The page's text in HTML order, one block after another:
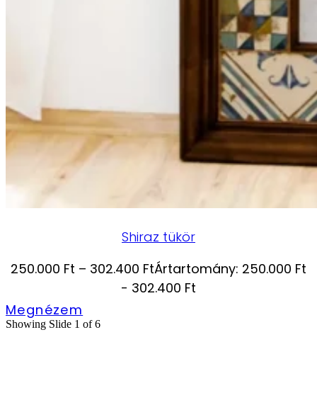
Shiraz tükör
250.000 Ft – 302.400 FtÁrtartomány: 250.000 Ft
- 302.400 Ft
Megnézem
Showing Slide 1 of 6